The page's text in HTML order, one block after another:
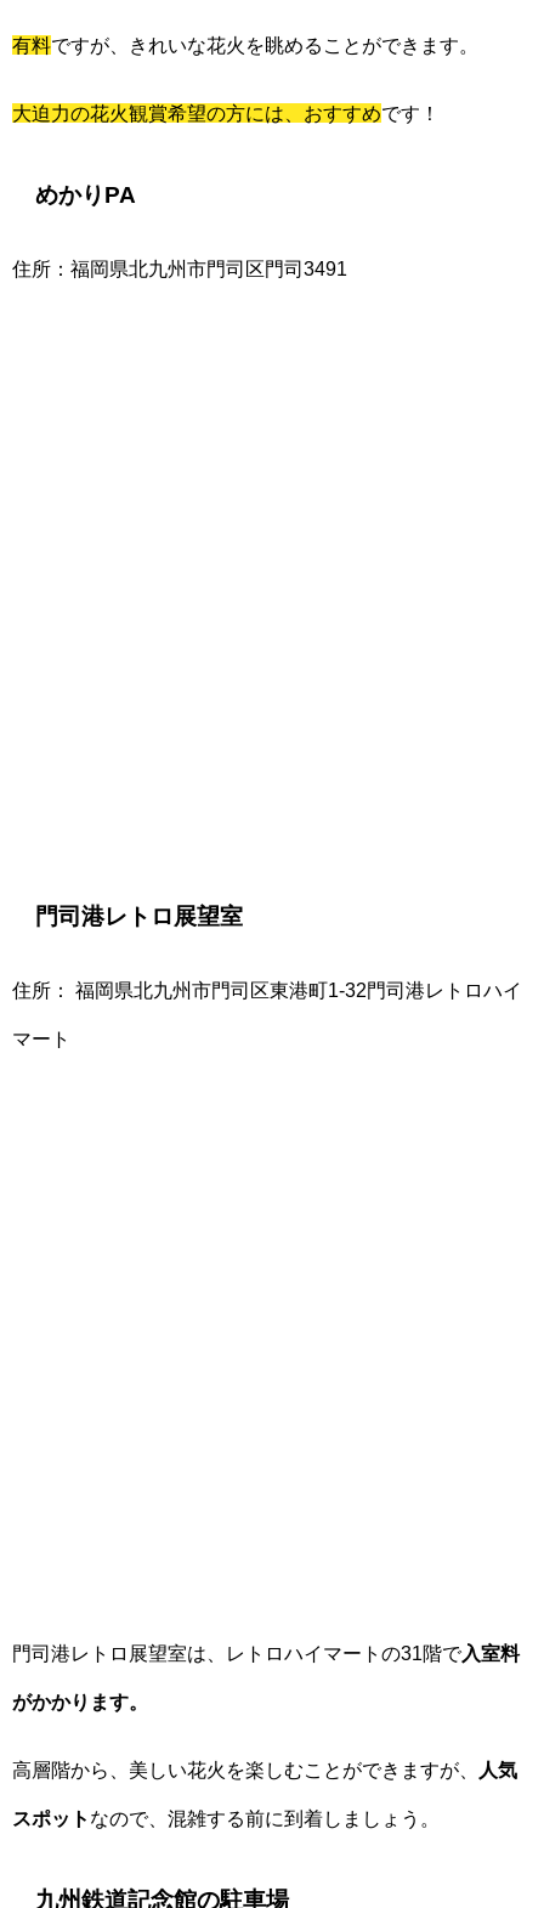
有料ですが、きれいな花火を眺めることができます。
大迫力の花火観賞希望の方には、おすすめです！
めかりPA
住所：福岡県北九州市門司区門司3491
門司港レトロ展望室
住所： 福岡県北九州市門司区東港町1-32門司港レトロハイ
マート
門司港レトロ展望室は、レトロハイマートの31階で入室料
がかかります。
高層階から、美しい花火を楽しむことができますが、 人気
スポット なので、混雑する前に到着しましょう。
九州鉄道記念館の駐車場